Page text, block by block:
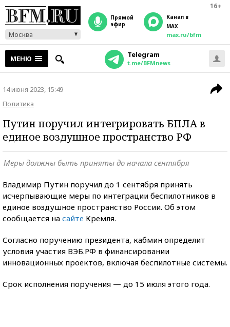
16+
Москва
прямой
эфир
Канал в
MAX
max.ru/bfm
МЕНЮ Telegram
t.me/BFMnews
14 июня 2023, 15:49
Политика
Путин поручил интегрировать БПЛА в
единое воздушное пространство РФ
Меры должны быть приняты до начала сентября
Владимир Путин поручил до 1 сентября принять
исчерпывающие меры по интеграции беспилотников в
единое воздушное пространство России. Об этом
сообщается на сайте Кремля.
Согласно поручению президента, кабмин определит
условия участия ВЭБ.РФ в финансировании
инновационных проектов, включая беспилотные системы.
Срок исполнения поручения — до 15 июля этого года.